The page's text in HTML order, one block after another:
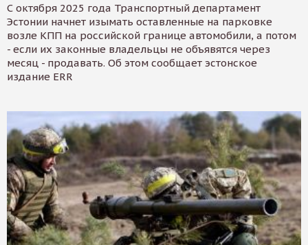
С октября 2025 года Транспортный департамент
Эстонии начнет изымать оставленные на парковке
возле КПП на российской границе автомобили, а потом
- если их законные владельцы не объявятся через
месяц - продавать. Об этом сообщает эстонское
издание ERR